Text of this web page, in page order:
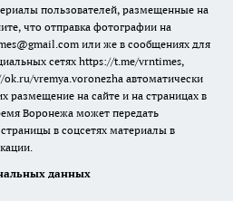
пользователей, размещенные на
что отправка фотографии на
или же в сообщениях для
сетях https://t.me/vrntimes,
ok.ru/vremya.voronezha автоматически
размещение на сайте и на страницах в
Воронежа может передать
в соцсетях материалы в
данных